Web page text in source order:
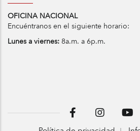
OFICINA NACIONAL
Encuéntranos en el siguiente horario:
Lunes a viernes: 8a.m. a 6p.m.